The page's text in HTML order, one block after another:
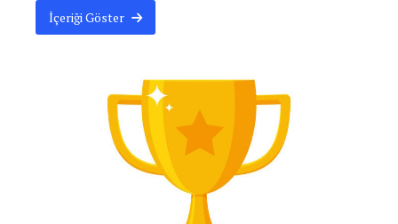
İçeriği Göster